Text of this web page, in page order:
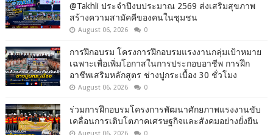
@Takhli ประจำปีงบประมาณ 2569 ส่งเสริมสุขภาพ
สร้างความสามัคคีของคนในชุมชน
August 06, 2026 0
การฝึกอบรม โครงการฝึกอบรมแรงงานกลุ่มเป้าหมาย
เฉพาะเพื่อเพิ่มโอกาสในการประกอบอาชีพ การฝึก
อาชีพเสริมหลักสูตร ช่างปูกระเบื้อง 30 ชั่วโมง
August 06, 2026 0
ร่วมการฝึกอบรมโครงการพัฒนาศักยภาพแรงงานขับ
เคลื่อนการเติบโตภาคเศรษฐกิจและสังคมอย่างยั่งยืน
August 06, 2026 0